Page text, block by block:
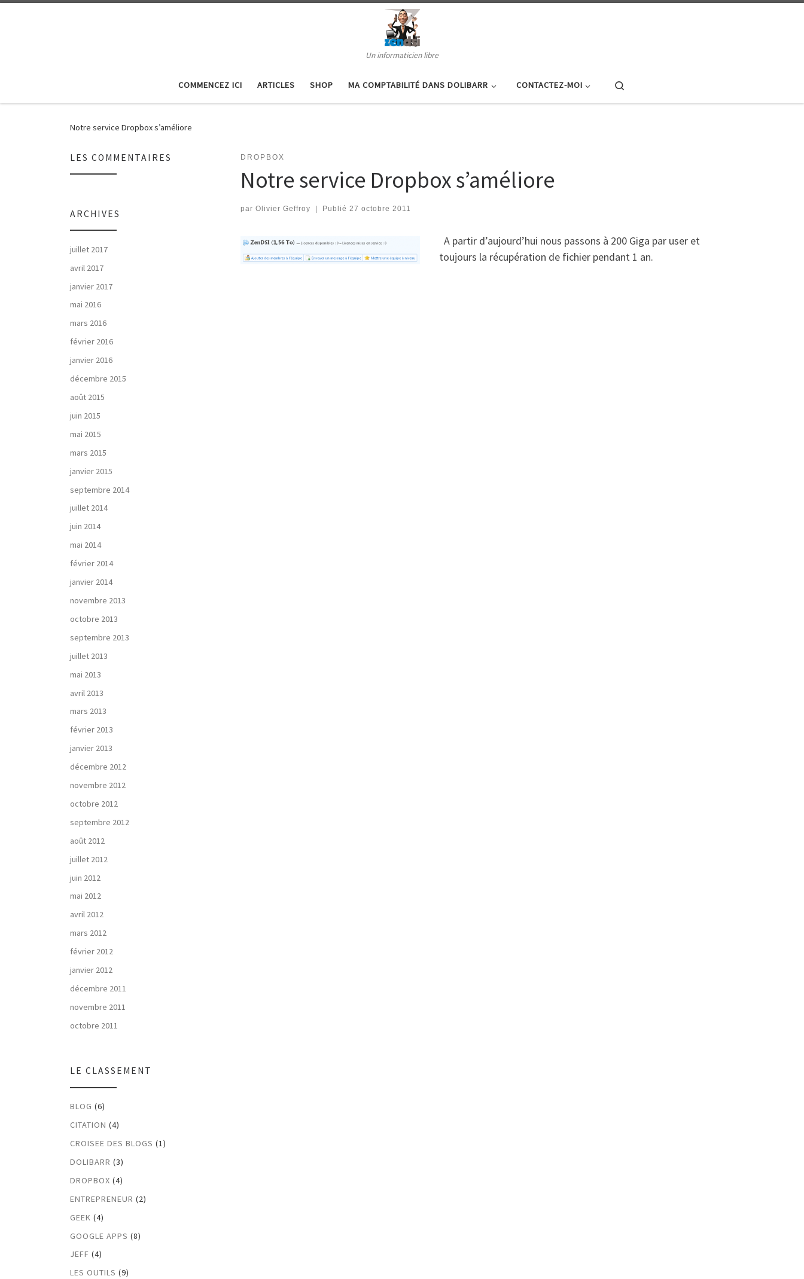
Un informaticien libre
COMMENCEZ ICI ARTICLES SHOP MA COMPTABILITÉ DANS DOLIBARR CONTACTEZ-MOI
Notre service Dropbox s’améliore
DROPBOX
Notre service Dropbox s’améliore
par Olivier Geffroy | Publié 27 octobre 2011
A partir d’aujourd’hui nous passons à 200 Giga par user et
toujours la récupération de fichier pendant 1 an.
LES COMMENTAIRES
ARCHIVES
juillet 2017
avril 2017
janvier 2017
mai 2016
mars 2016
février 2016
janvier 2016
décembre 2015
août 2015
juin 2015
mai 2015
mars 2015
janvier 2015
septembre 2014
juillet 2014
juin 2014
mai 2014
février 2014
janvier 2014
novembre 2013
octobre 2013
septembre 2013
juillet 2013
mai 2013
avril 2013
mars 2013
février 2013
janvier 2013
décembre 2012
novembre 2012
octobre 2012
septembre 2012
août 2012
juillet 2012
juin 2012
mai 2012
avril 2012
mars 2012
février 2012
janvier 2012
décembre 2011
novembre 2011
octobre 2011
LE CLASSEMENT
BLOG (6)
CITATION (4)
CROISEE DES BLOGS (1)
DOLIBARR (3)
DROPBOX (4)
ENTREPRENEUR (2)
GEEK (4)
GOOGLE APPS (8)
JEFF (4)
LES OUTILS (9)